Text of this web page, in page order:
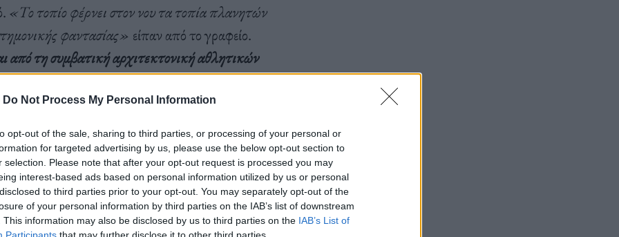
Do Not Process My Personal Information
opt-out of the sale, sharing to third parties, or processing of your personal or
for targeted advertising by us, please use the below opt-out section to
selection. Please note that after your opt-out request is processed you may
interest-based ads based on personal information utilized by us or personal
to third parties prior to your opt-out. You may separately opt-out of the
of your personal information by third parties on the IAB’s list of downstream
This information may also be disclosed by us to third parties on the IAB’s List of
Participants that may further disclose it to other third parties.
«Το τοπίο φέρνει στον νου τα τοπία πλανητών
φαντασίας» είπαν από το γραφείο.
τη συμβατική αρχιτεκτονική αθλητικών
μέσα στη φύση και καλωσορίζει όλους να
άθλησης»πρόσθεσαν.